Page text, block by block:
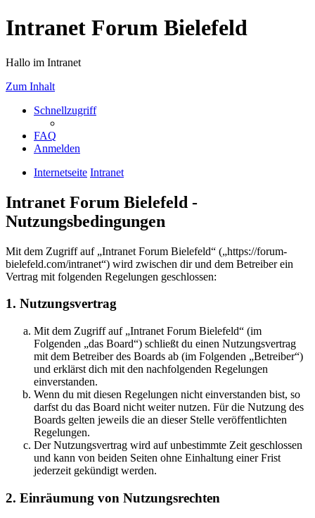
Intranet Forum Bielefeld
Hallo im Intranet
Zum Inhalt
Schnellzugriff
FAQ
Anmelden
Internetseite Intranet
Intranet Forum Bielefeld -
Nutzungsbedingungen
Mit dem Zugriff auf „Intranet Forum Bielefeld“ („https://forum-
bielefeld.com/intranet“) wird zwischen dir und dem Betreiber ein
Vertrag mit folgenden Regelungen geschlossen:
1. Nutzungsvertrag
Mit dem Zugriff auf „Intranet Forum Bielefeld“ (im
Folgenden „das Board“) schließt du einen Nutzungsvertrag
mit dem Betreiber des Boards ab (im Folgenden „Betreiber“)
und erklärst dich mit den nachfolgenden Regelungen
einverstanden.
Wenn du mit diesen Regelungen nicht einverstanden bist, so
darfst du das Board nicht weiter nutzen. Für die Nutzung des
Boards gelten jeweils die an dieser Stelle veröffentlichten
Regelungen.
Der Nutzungsvertrag wird auf unbestimmte Zeit geschlossen
und kann von beiden Seiten ohne Einhaltung einer Frist
jederzeit gekündigt werden.
2. Einräumung von Nutzungsrechten